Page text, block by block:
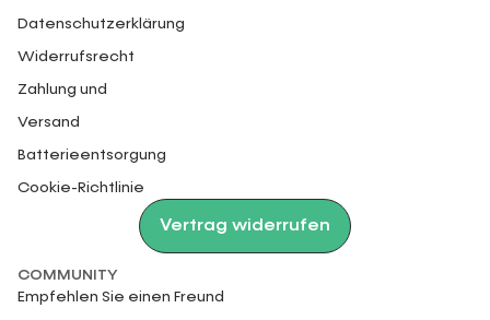
Datenschutzerklärung
Widerrufsrecht
Zahlung und
Versand
Batterieentsorgung
Cookie-Richtlinie
Vertrag widerrufen
COMMUNITY
Empfehlen Sie einen Freund